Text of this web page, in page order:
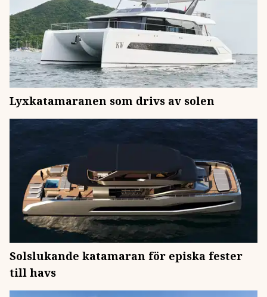
Lyxkatamaranen som drivs av solen
Solslukande katamaran för episka fester
till havs